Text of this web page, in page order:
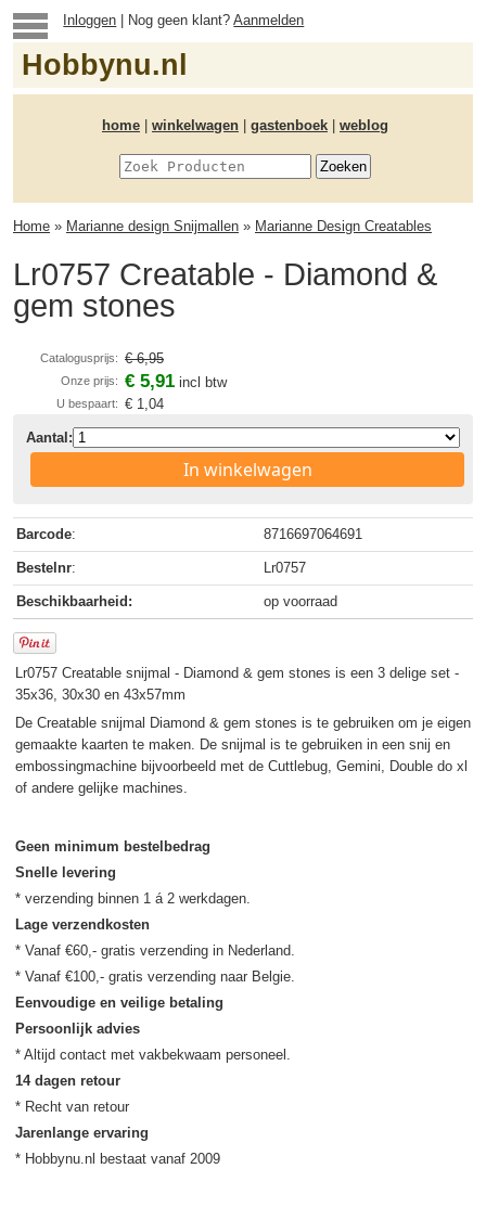
Inloggen | Nog geen klant?Aanmelden
Hobbynu.nl
home winkelwagen gastenboek weblog
Home » Marianne design Snijmallen » Marianne Design Creatables
Lr0757 Creatable - Diamond &
gem stones
Catalogusprijs: € 6,95
Onze prijs: € 5,91 incl btw
U bespaart: € 1,04
Aantal:
In winkelwagen
Barcode: 8716697064691
Bestelnr: Lr0757
Beschikbaarheid: op voorraad
Lr0757 Creatable snijmal - Diamond & gem stones is een 3 delige set -
35x36, 30x30 en 43x57mm
De Creatable snijmal Diamond & gem stones is te gebruiken om je eigen
gemaakte kaarten te maken. De snijmal is te gebruiken in een snij en
embossingmachine bijvoorbeeld met de Cuttlebug, Gemini, Double do xl
of andere gelijke machines.
Geen minimum bestelbedrag
Snelle levering
Lage verzendkosten
* Vanaf €60,- gratis verzending in Nederland.
Eenvoudige en veilige betaling
Persoonlijk advies
14 dagen retour
Jarenlange ervaring
* Hobbynu.nl bestaat vanaf 2009